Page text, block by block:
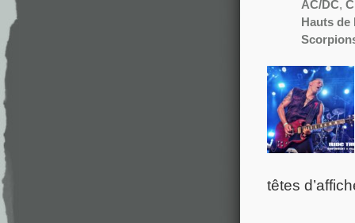
AC/DC,
Hauts de
têtes